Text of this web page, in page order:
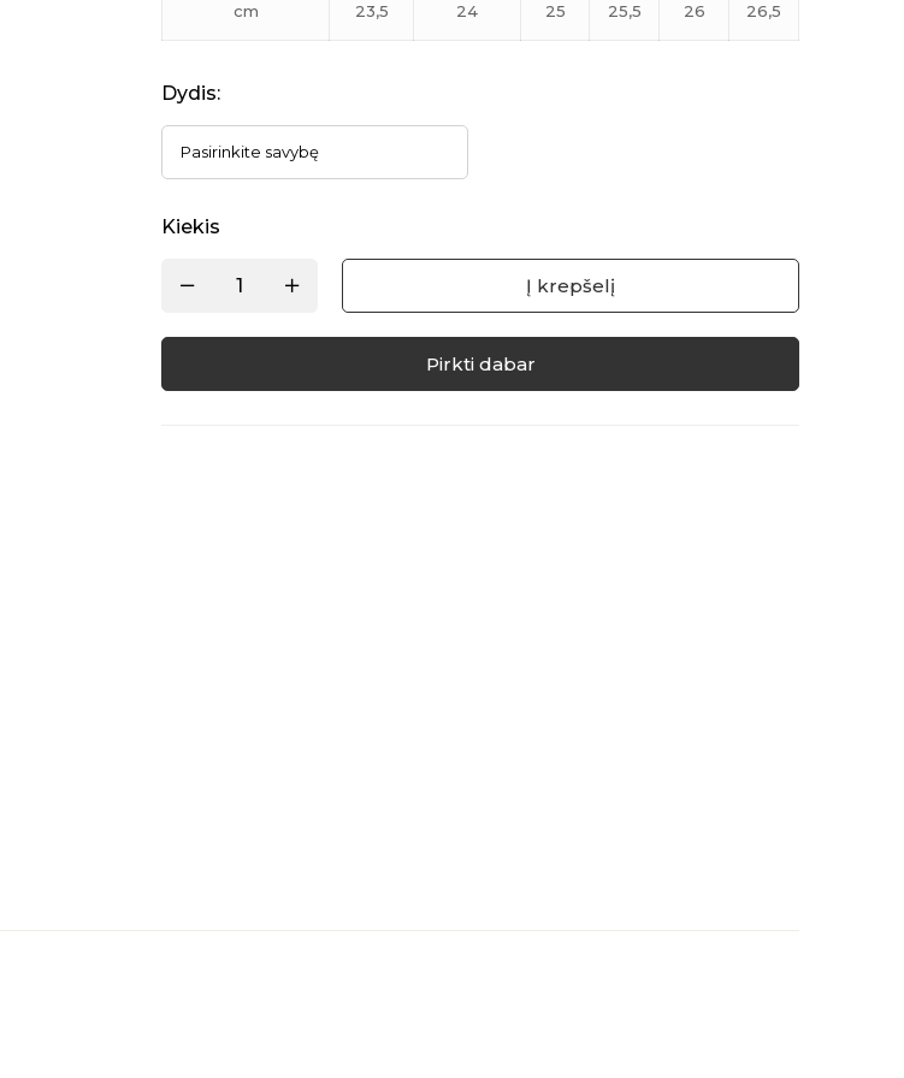
cm 23,5 24 25 25,5 26 26,5
Dydis:
Kiekis
Į krepšelį
Pirkti dabar